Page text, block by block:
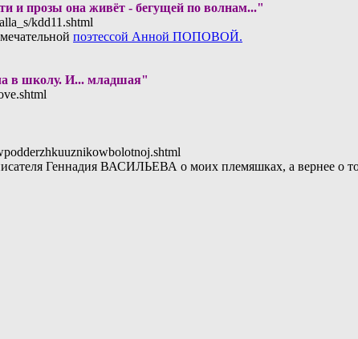
и прозы она живёт - бегущей по волнам..."
kdd11.shtml
поэтессой Анной ПОПОВОЙ.
в школу. И... младшая"
писателя Геннадия ВАСИЛЬЕВА о моих племяшках, а вернее о